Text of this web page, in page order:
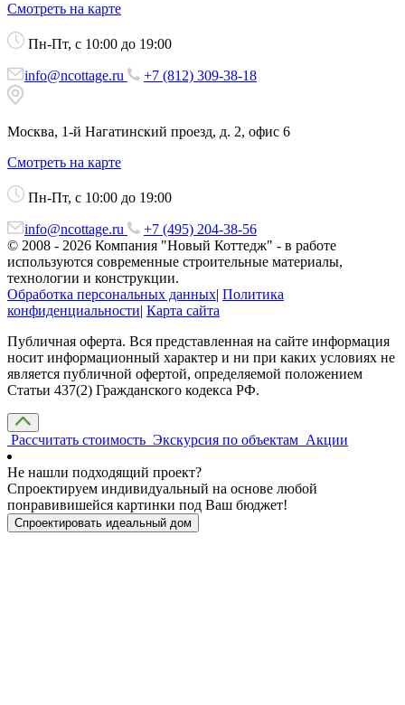
Смотреть на карте
Пн-Пт, с 10:00 до 19:00
info@ncottage.ru +7 (812) 309-38-18
Москва, 1-й Нагатинский проезд, д. 2, офис 6
Смотреть на карте
Пн-Пт, с 10:00 до 19:00
info@ncottage.ru
+7 (495) 204-38-56
© 2008 - 2026 Компания "Новый Коттедж" - в работе
используются современные строительные материалы,
технологии и конструкции.
Обработка персональных данных| Политика
конфиденциальности| Карта сайта
Публичная оферта. Вся представленная на сайте информация
носит информационный характер и ни при каких условиях не
является публичной офертой, определяемой положением
Статьи 437(2) Гражданского кодекса РФ.
Рассчитать стоимость Экскурсия по объектам Акции
Не нашли подходящий проект?
Спроектируем индивидуальный на основе любой
понравивишейся картинки под Ваш бюджет!
Спроектировать идеальный дом